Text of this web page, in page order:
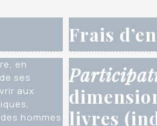
en
ses
aux
hommes
Frais
livres